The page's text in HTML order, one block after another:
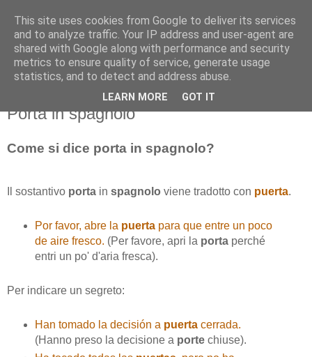
venerdì 11 dicembre 2015
Porta in spagnolo
Come si dice porta in spagnolo?
Il sostantivo porta in spagnolo viene tradotto con puerta.
Por favor, abre la puertapara que entre un poco
de aire fresco. (Per favore, apri la portaperché
entri un po' d'aria fresca).
Per indicare un segreto:
Han tomado la decisión a puertacerrada.
(Hanno preso la decisione a portechiuse).
This site uses cookies from Google to deliver its services
and to analyze traffic. Your IP address and user-agent are
shared with Google along with performance and security
metrics to ensure quality of service, generate usage
statistics, and to detect and address abuse.
LEARN MORE GOT IT